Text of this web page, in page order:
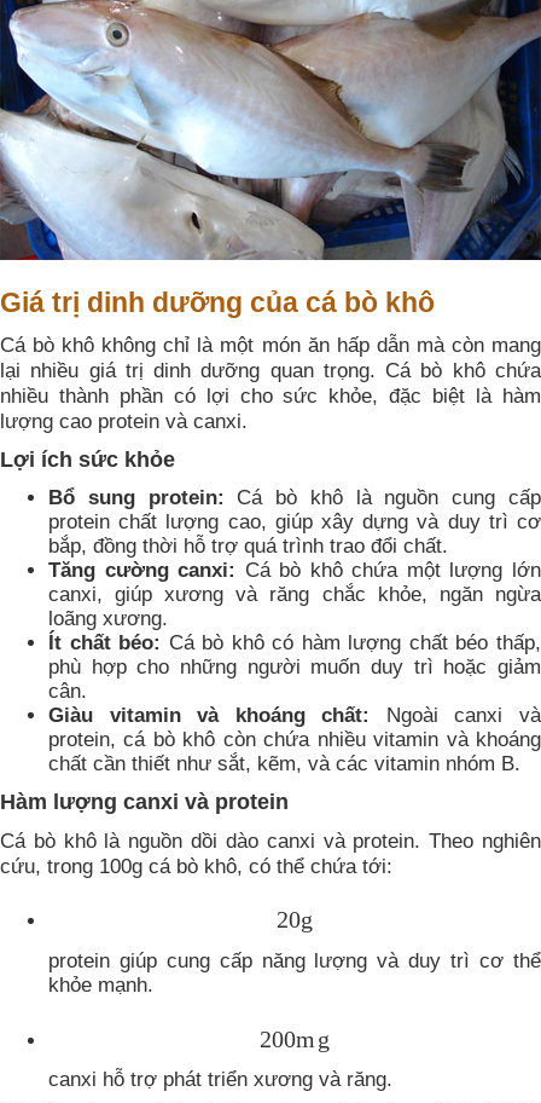
Giá trị dinh dưỡng của cá bò khô
Cá bò khô không chỉ là một món ăn hấp dẫn mà còn mang
lại nhiều giá trị dinh dưỡng quan trọng. Cá bò khô chứa
nhiều thành phần có lợi cho sức khỏe, đặc biệt là hàm
lượng cao protein và canxi.
Lợi ích sức khỏe
Bổ sung protein: Cá bò khô là nguồn cung cấp
protein chất lượng cao, giúp xây dựng và duy trì cơ
bắp, đồng thời hỗ trợ quá trình trao đổi chất.
Tăng cường canxi: Cá bò khô chứa một lượng lớn
canxi, giúp xương và răng chắc khỏe, ngăn ngừa
loãng xương.
Ít chất béo: Cá bò khô có hàm lượng chất béo thấp,
phù hợp cho những người muốn duy trì hoặc giảm
cân.
Giàu vitamin và khoáng chất:
Ngoài canxi và
protein, cá bò khô còn chứa nhiều vitamin và khoáng
chất cần thiết như sắt, kẽm, và các vitamin nhóm B.
Hàm lượng canxi và protein
Cá bò khô là nguồn dồi dào canxi và protein. Theo nghiên
cứu, trong 100g cá bò khô, có thể chứa tới:
20g
protein giúp cung cấp năng lượng và duy trì cơ thể
khỏe mạnh.
200mg
canxi hỗ trợ phát triển xương và răng.